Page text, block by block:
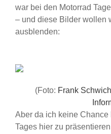
war bei den Motorrad
– und diese Bilder wollen
ausblenden:
(Foto: Frank
Aber da ich keine
Tages hier zu